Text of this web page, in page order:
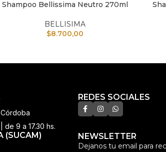
AL CARRITO
Shampoo Bellissima Neutro 270ml
BELLISIMA
$8.700,00
de 9 a 17.30 hs.
(SUCAM)
REDES SOCIALES
NEWSLETTER
Dejanos tu email para